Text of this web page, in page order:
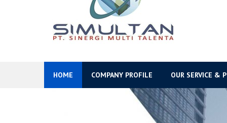
HOME COMPANY PROFILE OUR SERVICE &